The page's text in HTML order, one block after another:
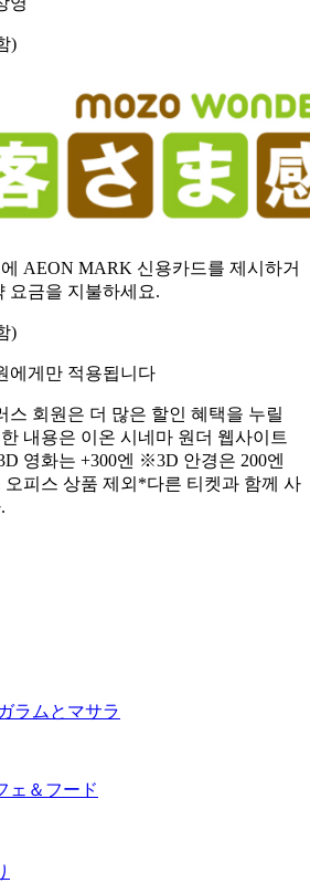
)
AEON MARK 신용카드를 제시하거
요금을 지불하세요.
)
에게만 적용됩니다
스 회원은 더 많은 할인 혜택을 누릴
내용은 이온 시네마 원더 웹사이트
영화는 +300엔 ※3D 안경은 200엔
피스 상품 제외*다른 티켓과 함께 사
ラムとマサラ
ェ＆フード